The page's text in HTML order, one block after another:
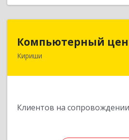
Компьютерный
Кириши
Клиентов на сопровождении
Компьютерный